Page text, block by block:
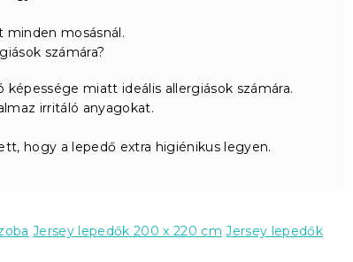
mosásnál.
számára?
miatt ideális allergiások számára.
irritáló anyagokat.
hogy a lepedő extra higiénikus legyen.
Jersey lepedők 200 x 220 cm Jersey lepedők